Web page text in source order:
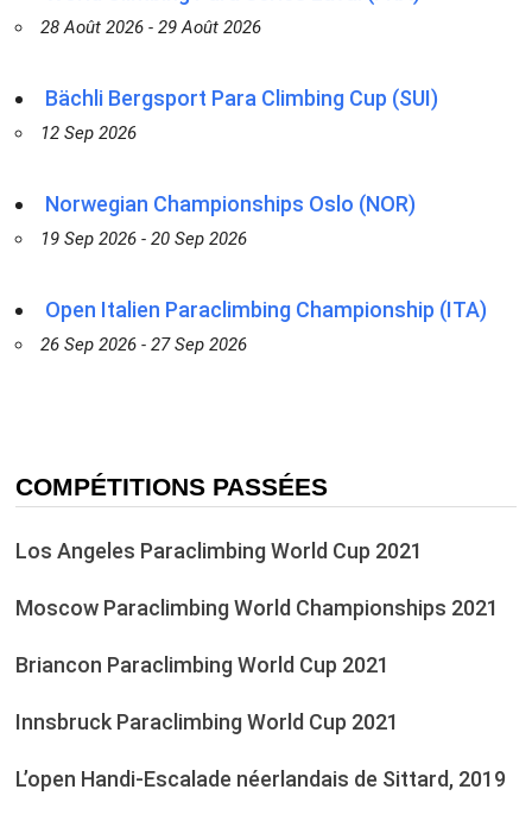
28 Août 2026 - 29 Août 2026
Bächli Bergsport Para Climbing Cup (SUI)
12 Sep 2026
Norwegian Championships Oslo (NOR)
19 Sep 2026 - 20 Sep 2026
Open Italien Paraclimbing Championship (ITA)
26 Sep 2026 - 27 Sep 2026
COMPÉTITIONS PASSÉES
Los Angeles Paraclimbing World Cup 2021
Moscow Paraclimbing World Championships 2021
Briancon Paraclimbing World Cup 2021
Innsbruck Paraclimbing World Cup 2021
L’open Handi-Escalade néerlandais de Sittard, 2019